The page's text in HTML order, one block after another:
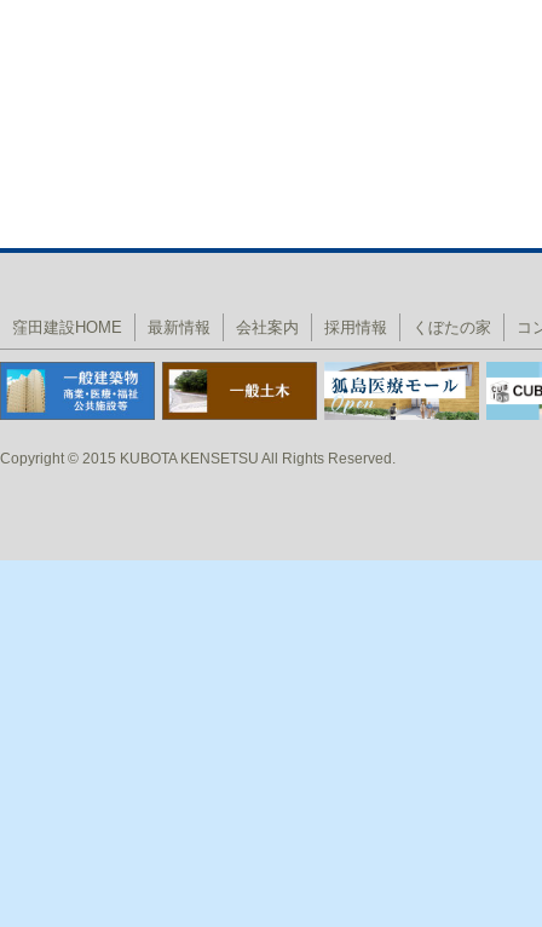
窪田建設HOME 最新情報 会社案内 採用情報 くぼたの家 コ
Copyright © 2015 KUBOTA KENSETSU All Rights Reserved.